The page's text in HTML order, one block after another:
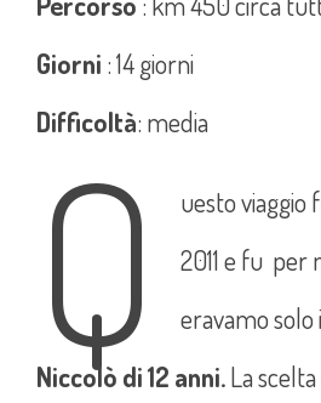
Giorni : 14 giorni
Difficoltà: media
Q
uesto viaggio
2011 e fu per
eravamo
Niccolò di 12 anni.La